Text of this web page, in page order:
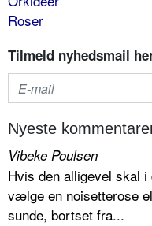
Roser
Tilmeld nyhedsmail
Nyeste
Vibeke Poulsen
Hvis den alligevel skal
vælge en noisetterose
sunde, bortset fra...